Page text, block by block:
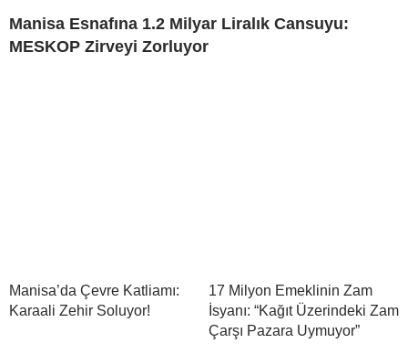
Manisa Esnafına 1.2 Milyar Liralık Cansuyu:
MESKOP Zirveyi Zorluyor
Manisa’da Çevre Katliamı:
Karaali Zehir Soluyor!
17 Milyon Emeklinin Zam
İsyanı: “Kağıt Üzerindeki Zam
Çarşı Pazara Uymuyor”